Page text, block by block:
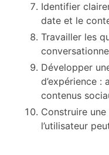
Identifier
date et le
Travailler les
Développer
d’expérience :
contenus
Construire
l’utilisateur